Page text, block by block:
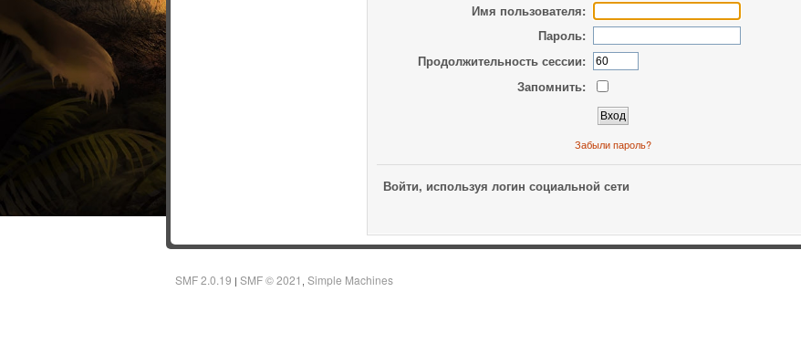
Имя пользователя:
Пароль:
Продолжительность сессии:
Запомнить:
Забыли пароль?
Войти, используя логин социальной сети
SMF 2.0.19 | SMF © 2021 Simple Machines